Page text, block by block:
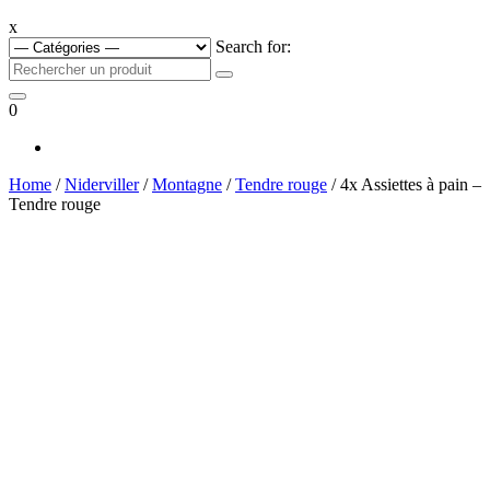
x
Search for:
0
Home /Niderviller/Montagne /Tendre rouge / 4x Assiettes à pain –
Tendre rouge